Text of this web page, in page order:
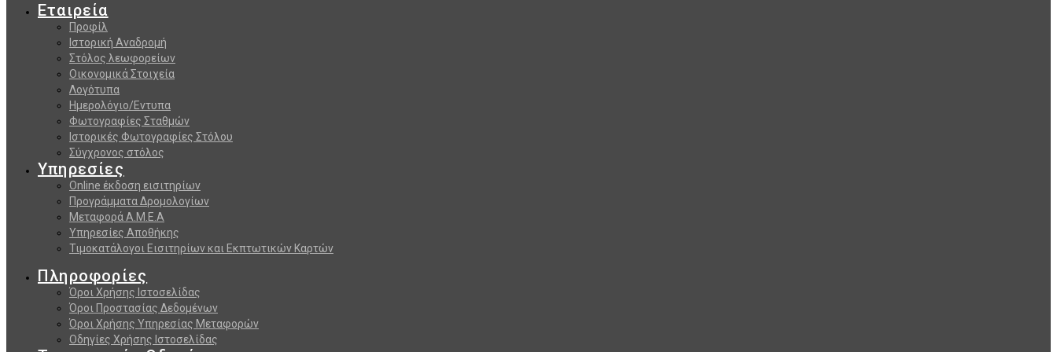
Εταιρεία
Προφίλ
Ιστορική Αναδρομή
Στόλος λεωφορείων
Οικονομικά Στοιχεία
Λογότυπα
Ημερολόγιο/Εντυπα
Φωτογραφίες Σταθμών
Ιστορικές Φωτογραφίες Στόλου
Σύγχρονος στόλος
Υπηρεσίες
Online έκδοση εισιτηρίων
Προγράμματα Δρομολογίων
Μεταφορά Α.Μ.Ε.Α
Υπηρεσίες Αποθήκης
Τιμοκατάλογοι Εισιτηρίων και Εκπτωτικών Καρτών
Πληροφορίες
Όροι Χρήσης Ιστοσελίδας
Όροι Προστασίας Δεδομένων
Όροι Χρήσης Υπηρεσίας Μεταφορών
Οδηγίες Χρήσης Ιστοσελίδας